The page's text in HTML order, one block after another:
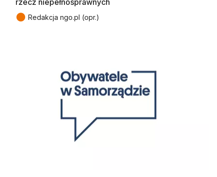
rzecz niepełnosprawnych
● Redakcja ngo.pl (opr.)